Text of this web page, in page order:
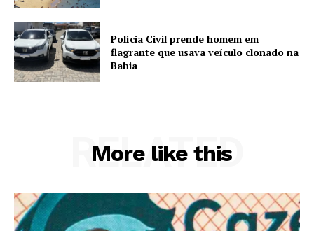
Polícia Civil prende homem em
flagrante que usava veículo clonado na
Bahia
More like this
RELATED